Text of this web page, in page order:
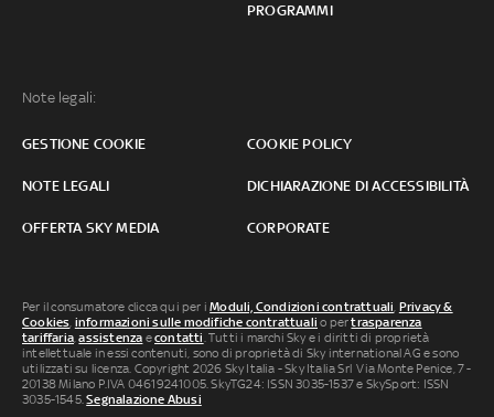
PROGRAMMI
Note legali:
GESTIONE COOKIE COOKIE POLICY
NOTE LEGALI DICHIARAZIONE DI ACCESSIBILITÀ
OFFERTA SKY MEDIA CORPORATE
Per il consumatore clicca qui per iModuli, Condizioni contrattuali, Privacy &
Cookies, informazioni sulle modifiche contrattuali o pertrasparenza
tariffaria,assistenza econtatti. Tutti i marchi Sky e i diritti di proprietà
intellettuale in essi contenuti, sono di proprietà di Sky international AG e sono
utilizzati su licenza. Copyright 2026 Sky Italia - Sky Italia Srl Via Monte Penice, 7 -
20138 Milano P.IVA 04619241005. SkyTG24: ISSN 3035-1537 e SkySport: ISSN
3035-1545.Segnalazione Abusi